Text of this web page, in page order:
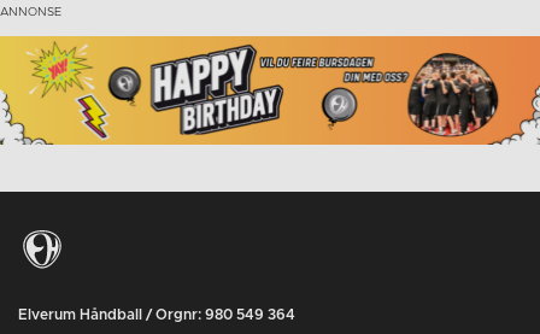
Elverum Håndball / Orgnr: 980 549 364